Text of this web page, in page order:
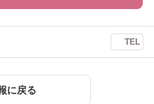
TEL
に戻る